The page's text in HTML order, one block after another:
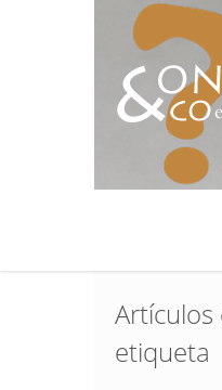
Artículos
etiqueta